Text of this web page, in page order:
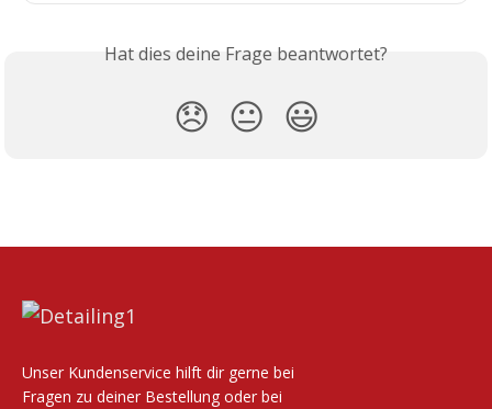
Hat dies deine Frage beantwortet?
😞 😐 😃
Unser Kundenservice hilft dir gerne bei
Fragen zu deiner Bestellung oder bei